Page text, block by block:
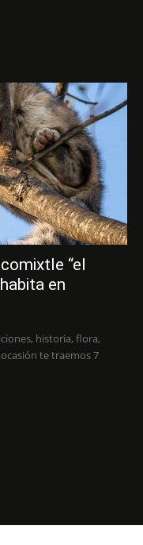
“el
en
historia, flora,
te traemos 7